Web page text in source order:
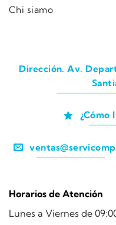
Chi siamo
Dirección. Av.
¿Cómo
Horarios de Atención
Lunes a Viernes de